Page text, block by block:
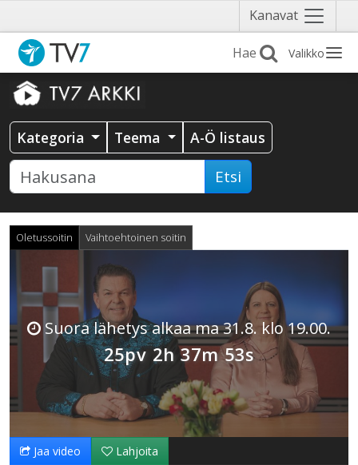
Kanavat Näytä
valikko
Valikko
Kategoria Teema A-Ö listaus
Etsi
Oletussoitin Vaihtoehtoinen soitin
Suora lähetys alkaa ma 31.8. klo 19.00.
25pv 2h 37m 53s
Jaa video Lahjoita